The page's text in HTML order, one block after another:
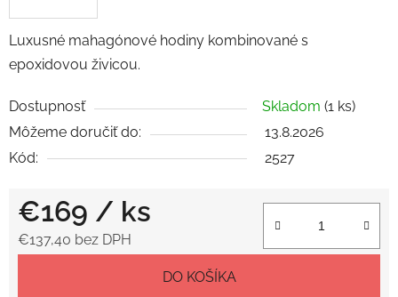
Luxusné mahagónové hodiny kombinované s
epoxidovou živicou.
Dostupnosť Skladom (1 ks)
Môžeme doručiť do:
13.8.2026
Kód:
2527
€169 / ks
€137,40 bez DPH
DO KOŠÍKA